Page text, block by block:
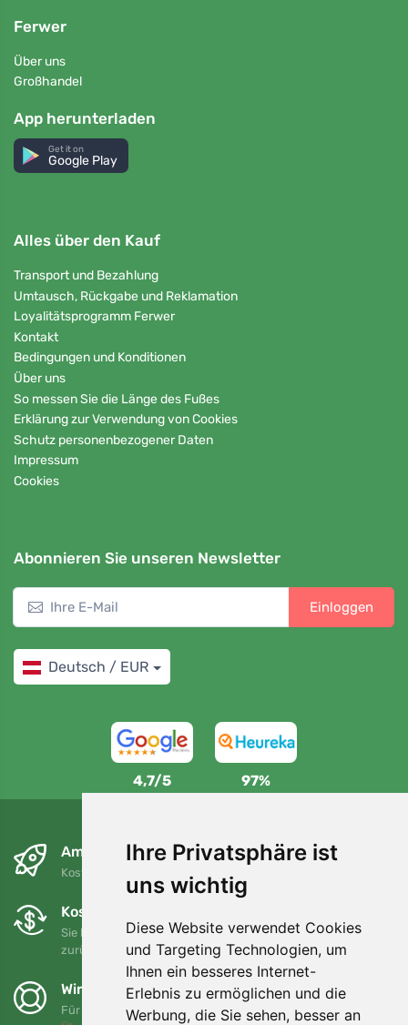
Ihre Privatsphäre ist
uns wichtig
Diese Website verwendet Cookies
und Targeting Technologien, um
Ihnen ein besseres Internet-
Erlebnis zu ermöglichen und die
Werbung, die Sie sehen, besser an
Ferwer
Über uns
Großhandel
App herunterladen
Get it on
Google Play
Alles über den Kauf
Transport und Bezahlung
Umtausch, Rückgabe und Reklamation
Loyalitätsprogramm Ferwer
Kontakt
Bedingungen und Konditionen
Über uns
So messen Sie die Länge des Fußes
Erklärung zur Verwendung von Cookies
Schutz personenbezogener Daten
Impressum
Cookies
Abonnieren Sie unseren Newsletter
Einloggen
Deutsch / EUR
4,7/5 97%
Am nächsten Tag und kostenlos
Kostenloser Versand für Bestellungen über 80 EUR
Kostenloser Umtausch und Rückgabe
Sie können Ihre Bestellung jederzeit innerhalb von 90 Tagen
zurückgeben oder umtauschen.
Wir unterstützen Trees.org
Für jede Bestellung pflanzen wir einen Baum! Mehr lesen